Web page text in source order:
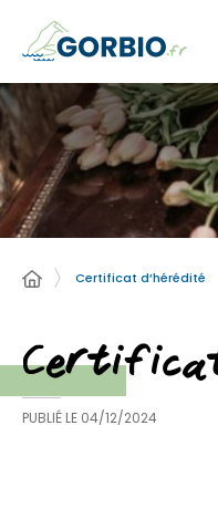
Certificat d’hérédité
PUBLIÉ LE 04/12/2024